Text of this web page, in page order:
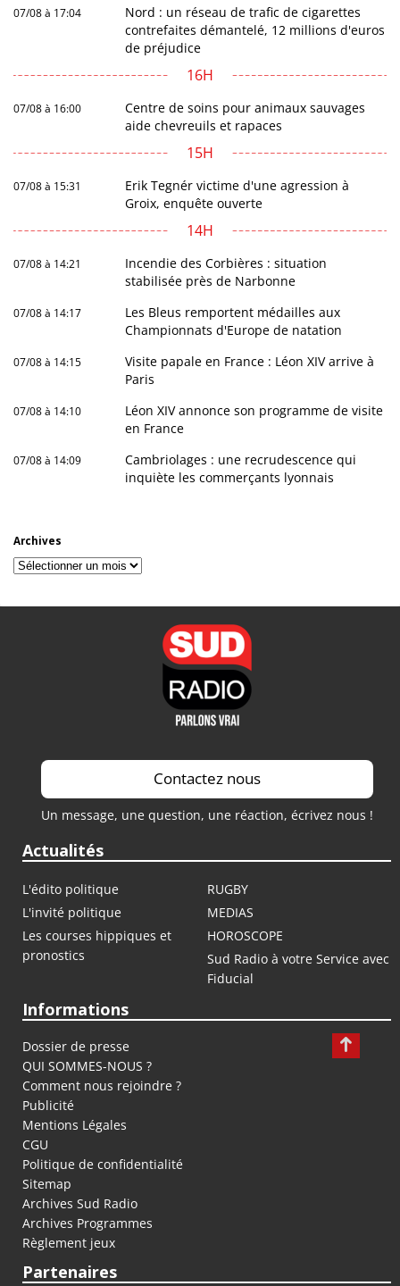
07/08 à 17:04
Nord : un réseau de trafic de cigarettes
contrefaites démantelé, 12 millions d'euros
de préjudice
16H
07/08 à 16:00
Centre de soins pour animaux sauvages
aide chevreuils et rapaces
15H
07/08 à 15:31
Erik Tegnér victime d'une agression à
Groix, enquête ouverte
14H
07/08 à 14:21
Incendie des Corbières : situation
stabilisée près de Narbonne
07/08 à 14:17
Les Bleus remportent médailles aux
Championnats d'Europe de natation
07/08 à 14:15
Visite papale en France : Léon XIV arrive à
Paris
07/08 à 14:10
Léon XIV annonce son programme de visite
en France
07/08 à 14:09
Cambriolages : une recrudescence qui
inquiète les commerçants lyonnais
Archives
Archives
Contactez nous
Un message, une question, une réaction, écrivez nous !
Actualités
L'édito politique
RUGBY
L'invité politique
MEDIAS
Les courses hippiques et
pronostics
HOROSCOPE
Sud Radio à votre Service avec
Fiducial
Informations
Dossier de presse
QUI SOMMES-NOUS ?
Comment nous rejoindre ?
Publicité
Mentions Légales
CGU
Politique de confidentialité
Sitemap
Archives Sud Radio
Archives Programmes
Règlement jeux
Partenaires